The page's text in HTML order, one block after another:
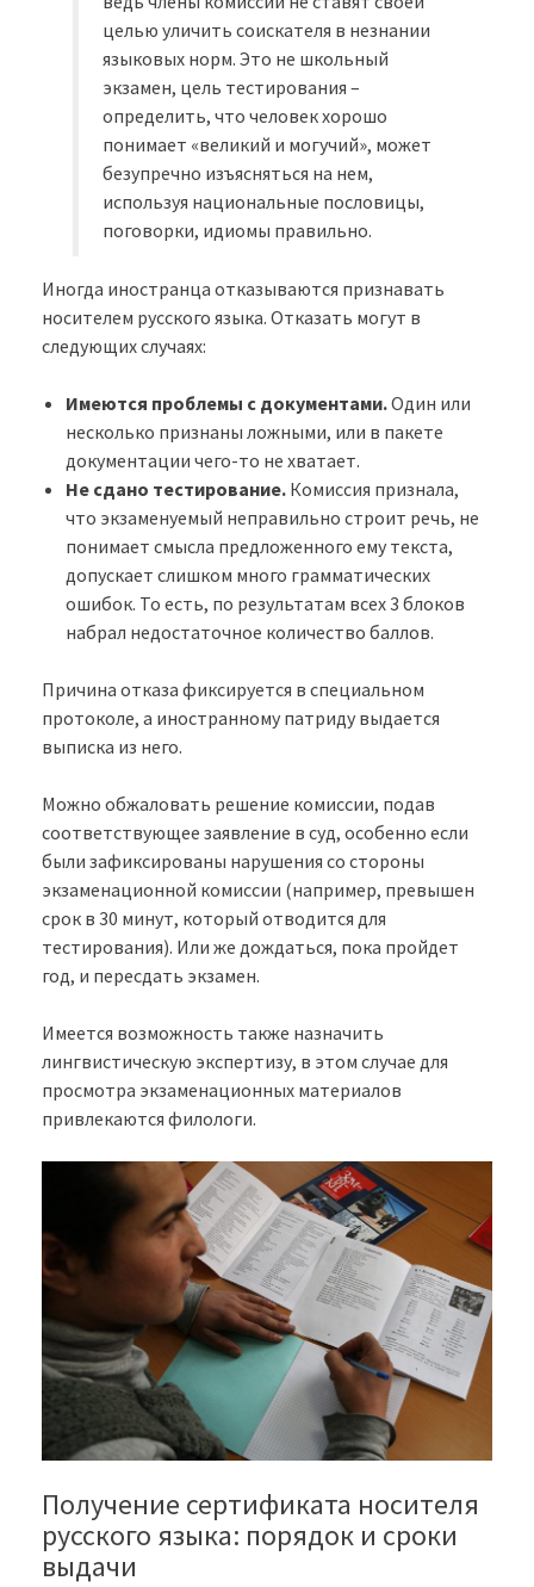
целью уличить соискателя в незнании
языковых норм. Это не школьный
экзамен, цель тестирования –
определить, что человек хорошо
понимает «великий и могучий», может
безупречно изъясняться на нем,
используя национальные пословицы,
поговорки, идиомы правильно.
Иногда иностранца отказываются признавать
носителем русского языка. Отказать могут в
следующих случаях:
Имеются проблемы с документами.Один или
несколько признаны ложными, или в пакете
документации чего-то не хватает.
Не сдано тестирование. Комиссия признала,
что экзаменуемый неправильно строит речь, не
понимает смысла предложенного ему текста,
допускает слишком много грамматических
ошибок. То есть, по результатам всех 3 блоков
набрал недостаточное количество баллов.
Причина отказа фиксируется в специальном
протоколе, а иностранному патриду выдается
выписка из него.
Можно обжаловать решение комиссии, подав
соответствующее заявление в суд, особенно если
были зафиксированы нарушения со стороны
экзаменационной комиссии (например, превышен
срок в 30 минут, который отводится для
тестирования). Или же дождаться, пока пройдет
год, и пересдать экзамен.
Имеется возможность также назначить
лингвистическую экспертизу, в этом случае для
просмотра экзаменационных материалов
привлекаются филологи.
Получение сертификата носителя
русского языка: порядок и сроки
выдачи